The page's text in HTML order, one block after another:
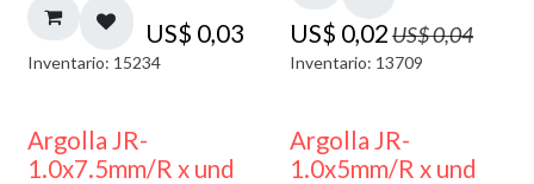
US$ 0,03
Inventario: 15234
US$ 0,02US$0,04
Inventario: 13709
Argolla JR-
1.0x7.5mm/R x und
Argolla JR-
1.0x5mm/R x und